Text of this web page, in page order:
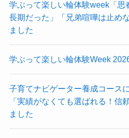
学ぶって楽しい輪体験week「思
長期だった」「兄弟喧嘩は止め
ました
学ぶって楽しい輪体験Week
子育てナビゲーター養成コース
「実績がなくても選ばれる！信
ました